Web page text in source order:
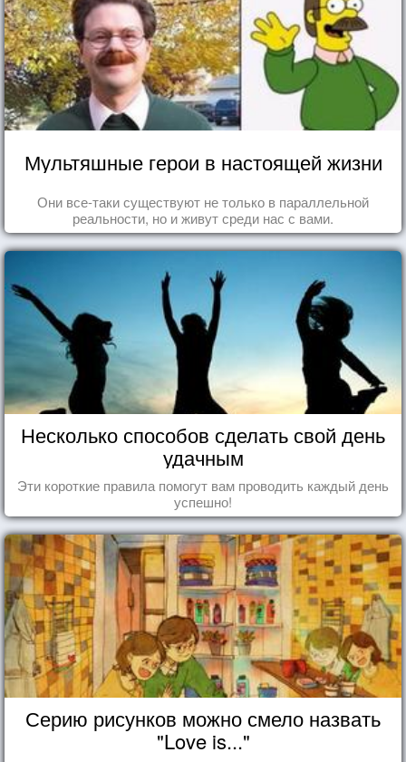
Мультяшные герои в настоящей жизни
Они все-таки существуют не только в параллельной
реальности, но и живут среди нас с вами.
Несколько способов сделать свой день
удачным
Эти короткие правила помогут вам проводить каждый день
успешно!
Серию рисунков можно смело назвать
"Love is..."